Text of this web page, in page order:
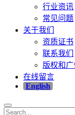
行业资讯
常见问题
关于我们
资质证书
联系我们
版权和
在线留言
English